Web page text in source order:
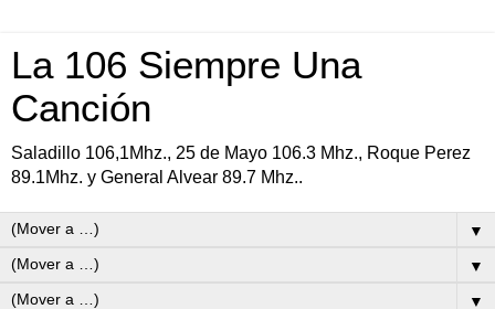
La 106 Siempre Una
Canción
Saladillo 106,1Mhz., 25 de Mayo 106.3 Mhz., Roque Perez
89.1Mhz. y General Alvear 89.7 Mhz..
▼
▼
▼